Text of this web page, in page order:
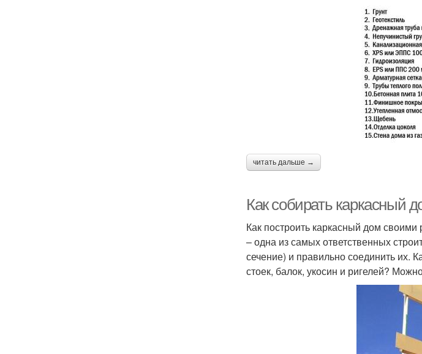
читать дальше →
Как собирать каркасный
Как построить каркасный дом
– одна из самых ответственных
сечение) и правильно соединить их.
стоек, балок, укосин и ригелей?